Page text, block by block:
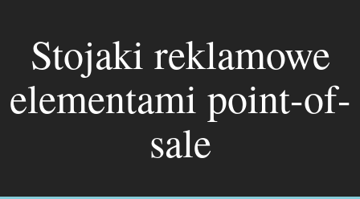
Stojaki reklamowe
elementami point-of-
sale